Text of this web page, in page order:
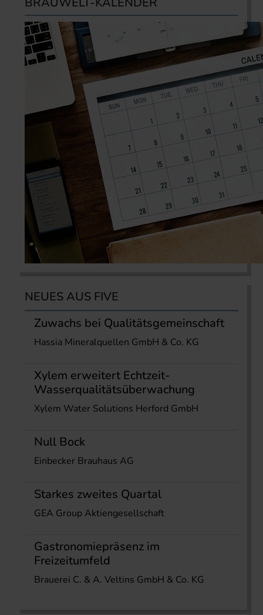
NEUES AUS FIVE
Zuwachs bei Qualitätsgemeinschaft
Hassia Mineralquellen GmbH & Co. KG
Xylem erweitert Echtzeit-
Wasserqualitätsüberwachung
Xylem Water Solutions Herford GmbH
Null Bock
Einbecker Brauhaus AG
Starkes zweites Quartal
GEA Group Aktiengesellschaft
Gastronomiepräsenz im
Freizeitumfeld
Brauerei C. & A. Veltins GmbH & Co. KG